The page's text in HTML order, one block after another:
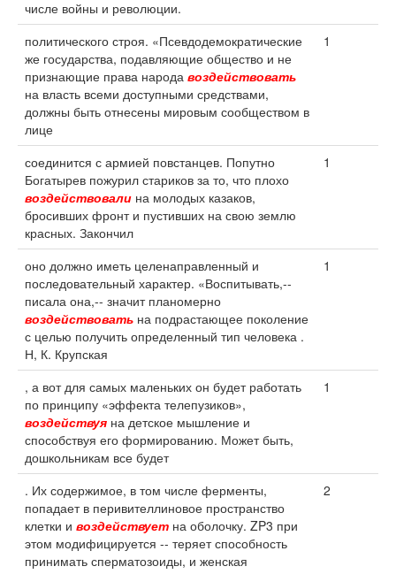
числе войны и революции.
политического строя. «Псевдодемократические
же государства, подавляющие общество и не
признающие права народа воздействовать
на власть всеми доступными средствами,
должны быть отнесены мировым сообществом в
лице
1
соединится с армией повстанцев. Попутно
Богатырев пожурил стариков за то, что плохо
воздействовали на молодых казаков,
бросивших фронт и пустивших на свою землю
красных. Закончил
1
оно должно иметь целенаправленный и
последовательный характер. «Воспитывать,--
писала она,-- значит планомерно
воздействовать на подрастающее поколение
с целью получить определенный тип человека .
Н, К. Крупская
1
, а вот для самых маленьких он будет работать
по принципу «эффекта телепузиков»,
воздействуя на детское мышление и
способствуя его формированию. Может быть,
дошкольникам все будет
1
. Их содержимое, в том числе ферменты,
попадает в перивителлиновое пространство
клетки и воздействует на оболочку. ZP3 при
этом модифицируется -- теряет способность
принимать сперматозоиды, и женская
2